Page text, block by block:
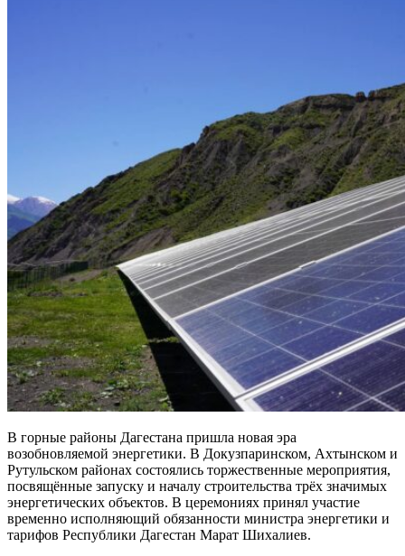
В горные районы Дагестана пришла новая эра
возобновляемой энергетики. В Докузпаринском, Ахтынском и
Рутульском районах состоялись торжественные мероприятия,
посвящённые запуску и началу строительства трёх значимых
энергетических объектов. В церемониях принял участие
временно исполняющий обязанности министра энергетики и
тарифов Республики Дагестан Марат Шихалиев.